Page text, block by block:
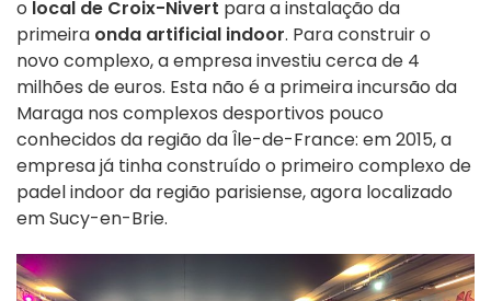
o local de Croix-Nivert para a instalação da
primeira onda artificial indoor. Para construir o
novo complexo, a empresa investiu cerca de 4
milhões de euros. Esta não é a primeira incursão da
Maraga nos complexos desportivos pouco
conhecidos da região da Île-de-France: em 2015, a
empresa já tinha construído o primeiro complexo de
padel indoor da região parisiense, agora localizado
em Sucy-en-Brie.